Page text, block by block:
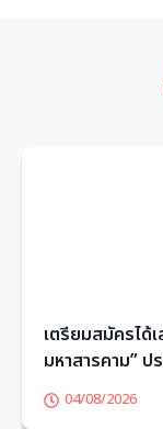
เตรียมสมัครได้
มหาสารคาม”
04/08/2026